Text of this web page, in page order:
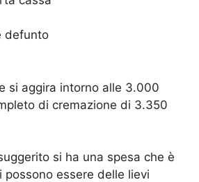
defunto
si aggira intorno alle 3.000
di cremazione di 3.350
si ha una spesa che è
possono essere delle lievi